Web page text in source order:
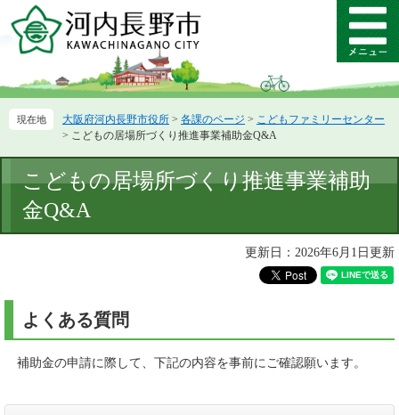
ー
先
ニ
を
て
メ
ニ
ー
大阪府河内長野市役所 > 各課のページ > こどもファミリーセンター
> こどもの居場所づくり推進事業補助金Q&A
文
こどもの居場所づくり推進事業補助
金Q&A
更新日：2026年6月1日更新
よくある質問
補助金の申請に際して、下記の内容を事前にご確認願います。